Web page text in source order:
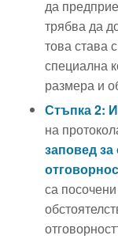
да
трябва да
това става
специална
размера и
Стъпка 2:
на
заповед
са